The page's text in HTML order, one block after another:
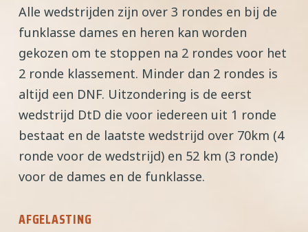
Alle wedstrijden zijn over 3 rondes en bij de
funklasse dames en heren kan worden
gekozen om te stoppen na 2 rondes voor het
2 ronde klassement. Minder dan 2 rondes is
altijd een DNF. Uitzondering is de eerst
wedstrijd DtD die voor iedereen uit 1 ronde
bestaat en de laatste wedstrijd over 70km (4
ronde voor de wedstrijd) en 52 km (3 ronde)
voor de dames en de funklasse.
AFGELASTING